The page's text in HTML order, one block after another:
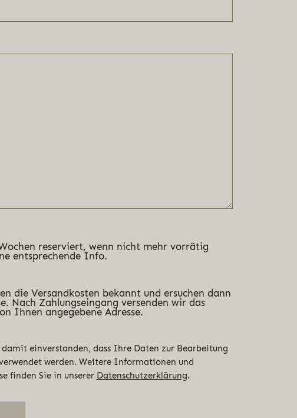
reserviert, wenn nicht mehr vorrätig
entsprechende Info.
die Versandkosten bekannt und ersuchen dann
Nach Zahlungseingang versenden wir das
Ihnen angegebene Adresse.
damit einverstanden, dass Ihre Daten zur Bearbeitung
werden. Weitere Informationen und
finden Sie in unserer Datenschutzerklärung.